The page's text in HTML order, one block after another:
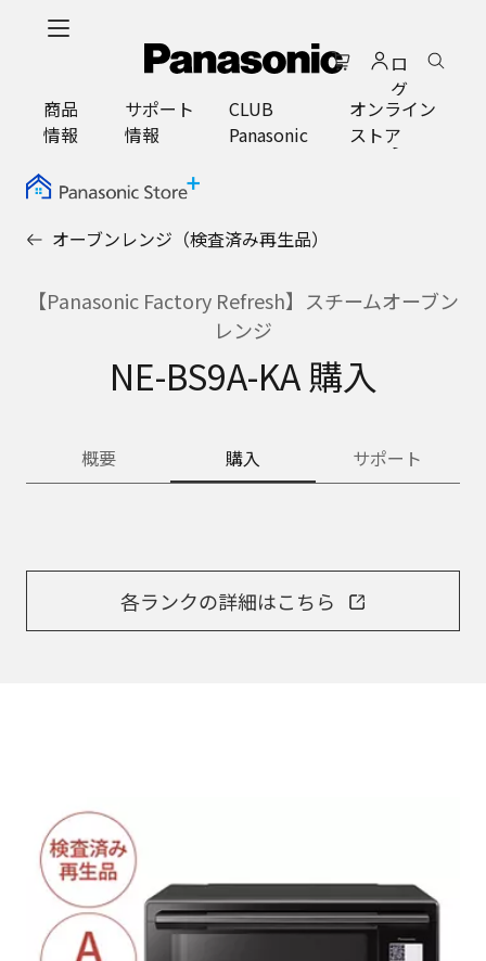
ロ
グ
イ
ン
商品
情報
サポート
情報
CLUB
Panasonic
オンライン
ストア
オーブンレンジ（検査済み再生品）
【Panasonic Factory Refresh】スチームオーブン
レンジ
NE-BS9A-KA 購入
概要 購入 サポート
各ランクの詳細はこちら